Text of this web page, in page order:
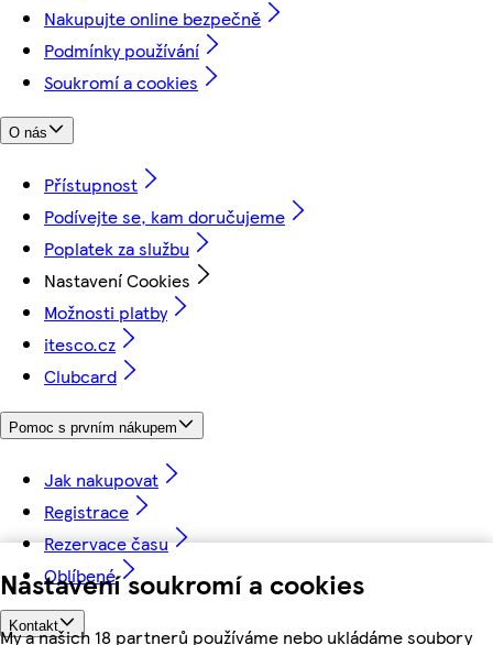
Nastavení soukromí a cookies
My a našich 18 partnerů používáme nebo ukládáme soubory
Nakupujte online bezpečně
Podmínky používání
Soukromí a cookies
O nás
Přístupnost
Podívejte se, kam doručujeme
Poplatek za službu
Nastavení Cookies
Možnosti platby
itesco.cz
Clubcard
Pomoc s prvním nákupem
Jak nakupovat
Registrace
Rezervace času
Oblíbené
Kontakt